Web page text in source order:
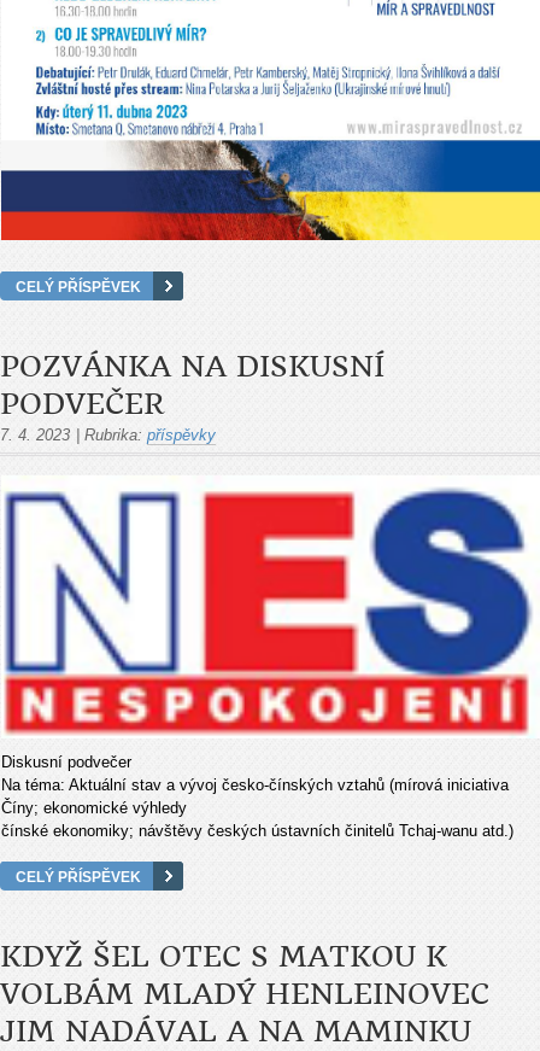
CELÝ PŘÍSPĚVEK
POZVÁNKA NA DISKUSNÍ
PODVEČER
7. 4. 2023 Rubrika: příspěvky
Diskusní podvečer
Na téma: Aktuální stav a vývoj česko-čínských vztahů (mírová iniciativa
Číny; ekonomické výhledy
čínské ekonomiky; návštěvy českých ústavních činitelů Tchaj-wanu atd.)
CELÝ PŘÍSPĚVEK
KDYŽ ŠEL OTEC S MATKOU K
VOLBÁM MLADÝ HENLEINOVEC
JIM NADÁVAL A NA MAMINKU